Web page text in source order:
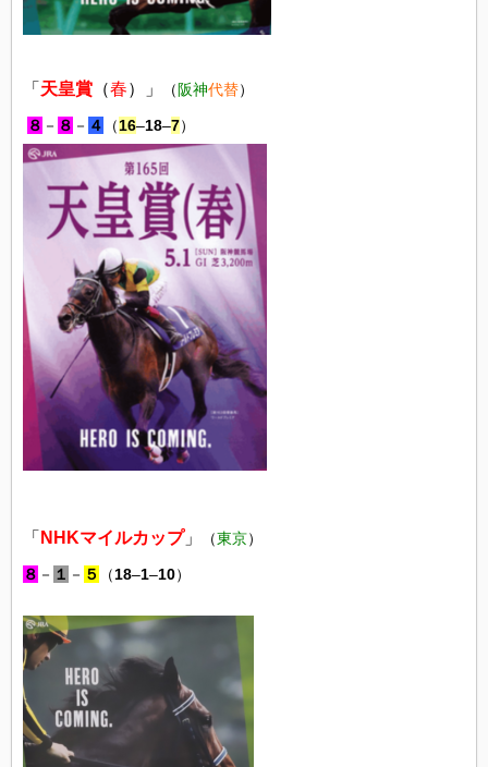
「 天皇賞 （春）」 （ 阪神代替）
８ － ８ － ４ （16–18–7）
「 NHKマイルカップ」 （東京）
８ － １ － ５ （18–1–10）